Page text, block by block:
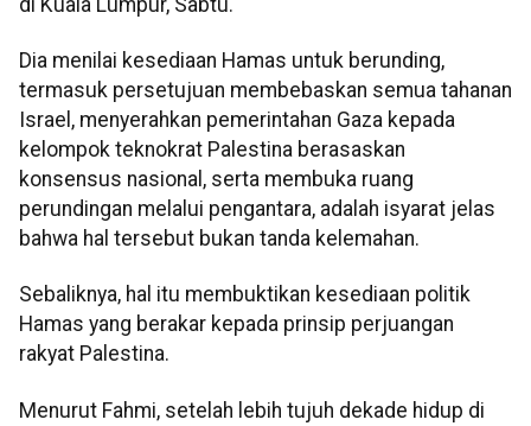
Dia menilai kesediaan Hamas untuk berunding,
termasuk persetujuan membebaskan semua tahanan
Israel, menyerahkan pemerintahan Gaza kepada
kelompok teknokrat Palestina berasaskan
konsensus nasional, serta membuka ruang
perundingan melalui pengantara, adalah isyarat jelas
bahwa hal tersebut bukan tanda kelemahan.
Sebaliknya, hal itu membuktikan kesediaan politik
Hamas yang berakar kepada prinsip perjuangan
rakyat Palestina.
Menurut Fahmi, setelah lebih tujuh dekade hidup di